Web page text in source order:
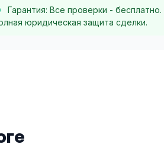
Гарантия: Все проверки - бесплатно.
юридическая защита сделки.